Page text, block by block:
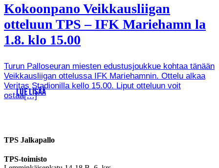
Kokoonpano Veikkausliigan
otteluun TPS – IFK Mariehamn la
1.8. klo 15.00
Turun Palloseuran miesten edustusjoukkue kohtaa tänään
Veikkausliigan ottelussa IFK Mariehamnin. Ottelu alkaa
Veritas Stadionilla kello 15.00. Liput otteluun voit
ostaa[…]
LUE LISÄÄ
TPS Jalkapallo
TPS-toimisto